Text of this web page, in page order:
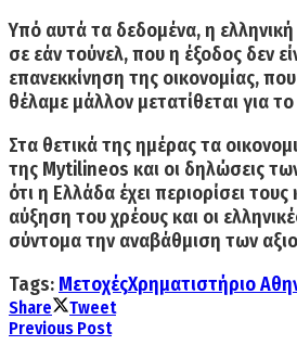
Υπό αυτά τα δεδομένα, η ελληνική
σε εάν τούνελ, που η έξοδος δεν
επανεκκίνηση της οικονομίας,
θέλαμε μάλλον μετατίθεται για
Στα θετικά της ημέρας τα
της Mytilineos και οι δηλώσεις
ότι η Ελλάδα έχει περιορίσει
αύξηση του χρέους και οι
σύντομα την αναβάθμιση των
Tags: ΜετοχέςΧρηματιστήριο
Share
Tweet
Previous Post